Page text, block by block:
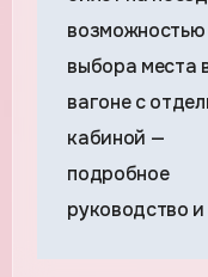
записям
возможностью
выбора места
вагоне с
кабиной —
подробное
руководство